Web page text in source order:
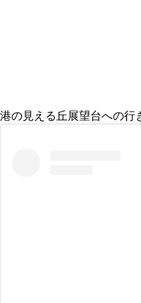
港の見える丘展望台への行